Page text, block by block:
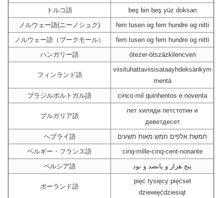
トルコ語
beş bin beş yüz doksan
ノルウェー語(ニーノシュク)
fem tusen og fem hundre og nitti
ノルウェー語（ブークモール）
fem tusen og fem hundre og nitti
ハンガリー語
ötezer-ötszázkilencven
フィンランド語
viisituhattaviisisataayhdeksänkym
mentä
ブラジルポルトガル語
cinco mil quinhentos e noventa
ブルガリア語
пет хиляди петстотин и
деветдесет
ヘブライ語
חמשת אלפים חמש מאות תשעים
ベルギー・フランス語
cinq-mille-cinq-cent-nonante
ペルシア語
پنج هزار و پانصد و نود
ポーランド語
pięć tysięcy pięćset
dziewięćdziesiąt